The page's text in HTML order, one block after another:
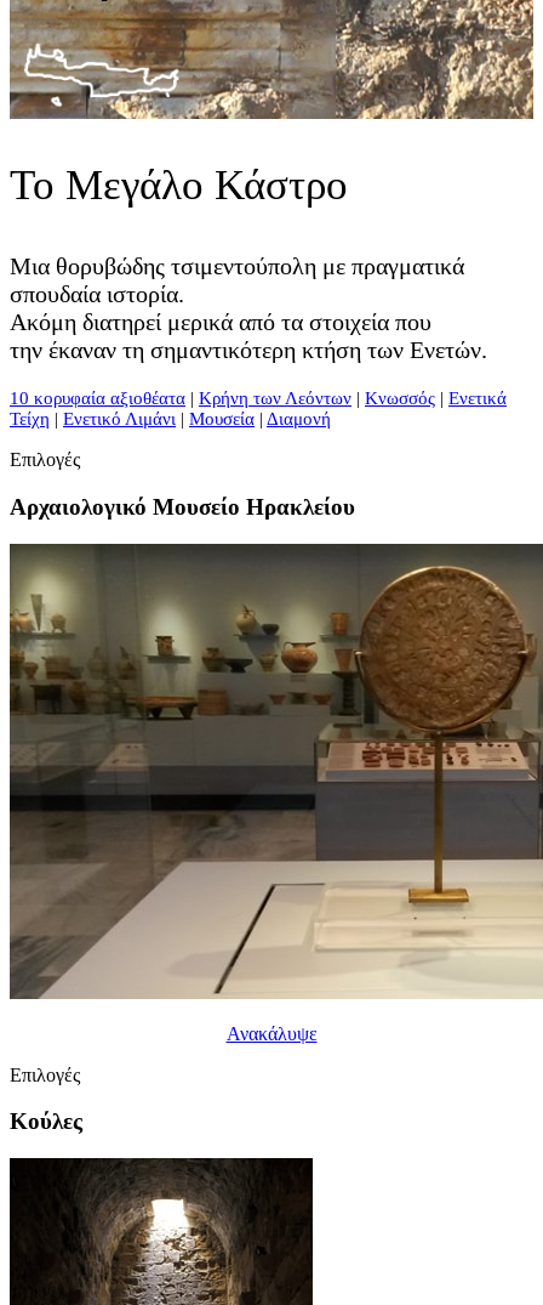
Το Μεγάλο Κάστρο
Μια θορυβώδης τσιμεντούπολη με πραγματικά
σπουδαία ιστορία.
Ακόμη διατηρεί μερικά από τα στοιχεία που
την έκαναν τη σημαντικότερη κτήση των Ενετών.
10 κορυφαία αξιοθέατα | Κρήνη των Λεόντων | Κνωσσός | Ενετικά
Τείχη | Ενετικό Λιμάνι | Μουσεία | Διαμονή
Επιλογές
Αρχαιολογικό Μουσείο Ηρακλείου
Ανακάλυψε
Επιλογές
Κούλες